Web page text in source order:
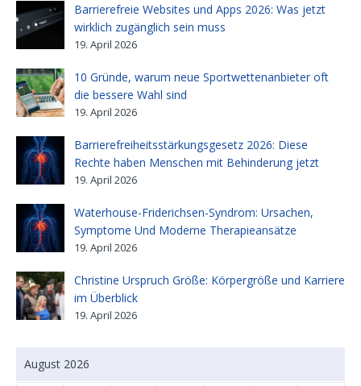
Barrierefreie Websites und Apps 2026: Was jetzt
wirklich zugänglich sein muss
19. April 2026
10 Gründe, warum neue Sportwettenanbieter oft
die bessere Wahl sind
19. April 2026
Barrierefreiheitsstärkungsgesetz 2026: Diese
Rechte haben Menschen mit Behinderung jetzt
19. April 2026
Waterhouse-Friderichsen-Syndrom: Ursachen,
Symptome Und Moderne Therapieansätze
19. April 2026
Christine Urspruch Größe: Körpergröße und Karriere
im Überblick
19. April 2026
August 2026